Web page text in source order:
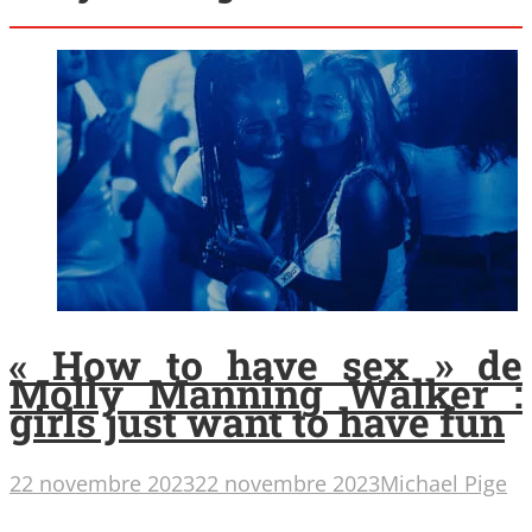
« How to have sex » de
Molly Manning Walker :
girls just want to have fun
22 novembre 202322 novembre 2023Michael Pige